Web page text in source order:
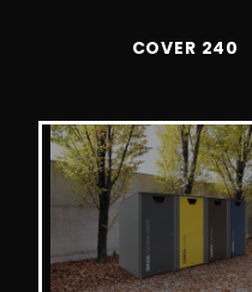
COVER 240